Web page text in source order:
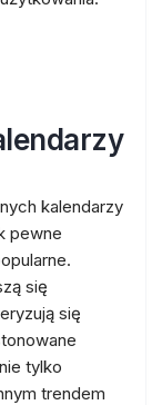
kalendarzy
pewne
się
się
tylko
trendem